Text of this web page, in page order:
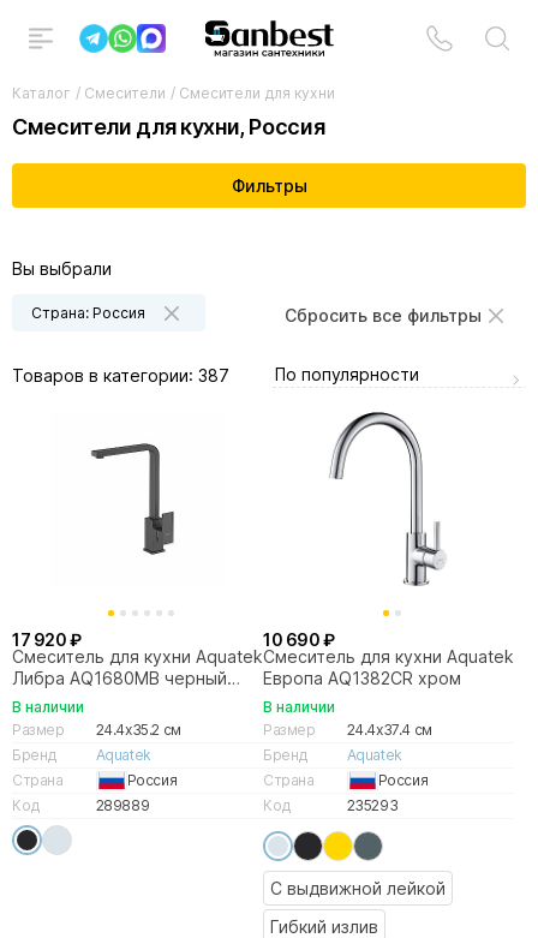
Каталог / Смесители / Смесители для кухни
Смесители для кухни, Россия
Фильтры
Вы выбрали
Страна: Россия Сбросить все фильтры
Товаров в категории: 387 По популярности
17 920 ₽
Смеситель для кухни Aquatek
Либра AQ1680MB черный
матовый
В наличии
Размер
24.4x35.2 см
Бренд
Aquatek
Страна
Россия
Код
289889
10 690 ₽
Смеситель для кухни Aquatek
Европа AQ1382CR хром
В наличии
Размер
24.4x37.4 см
Бренд
Aquatek
Страна
Россия
Код
235293
С выдвижной лейкой
Гибкий излив